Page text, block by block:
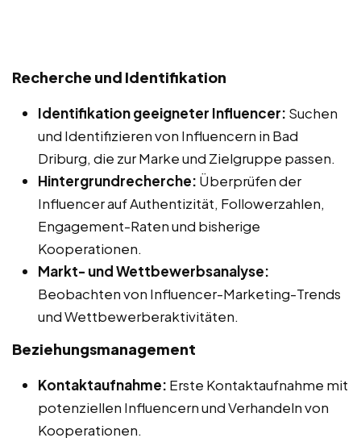
Recherche und Identifikation
Identifikation geeigneter Influencer: Suchen
und Identifizieren von Influencern in Bad
Driburg, die zur Marke und Zielgruppe passen.
Hintergrundrecherche: Überprüfen der
Influencer auf Authentizität, Followerzahlen,
Engagement-Raten und bisherige
Kooperationen.
Markt- und Wettbewerbsanalyse:
Beobachten von Influencer-Marketing-Trends
und Wettbewerberaktivitäten.
Beziehungsmanagement
Kontaktaufnahme: Erste Kontaktaufnahme mit
potenziellen Influencern und Verhandeln von
Kooperationen.